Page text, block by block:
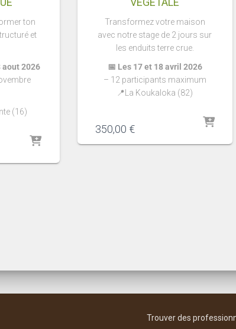
ton
et
aout 2026
(16)
Transformez votre maison
avec notre stage de 2 jours sur
les enduits terre crue.
📅 Les 17 et 18 avril 2026
– 12 participants maximum
📍La Koukaloka (82)
350,00 €
Trouver des